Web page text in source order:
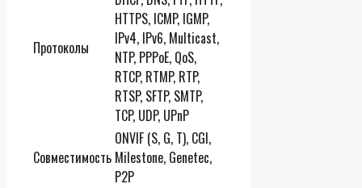
Протоколы
HTTPS, ICMP, IGMP,
IPv4, IPv6, Multicast,
NTP, PPPoE, QoS,
RTCP, RTMP, RTP,
RTSP, SFTP, SMTP,
TCP, UDP, UPnP
Совместимость
ONVIF (S, G, T), CGI,
Milestone, Genetec,
P2P